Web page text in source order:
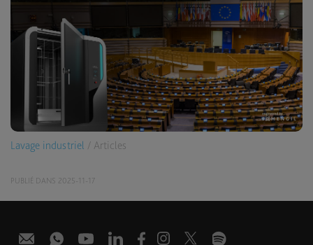
Lavage industriel / Articles
PUBLIÉ DANS 2025-11-17